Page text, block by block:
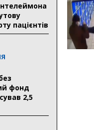
пацієнтів
фонд
2,5